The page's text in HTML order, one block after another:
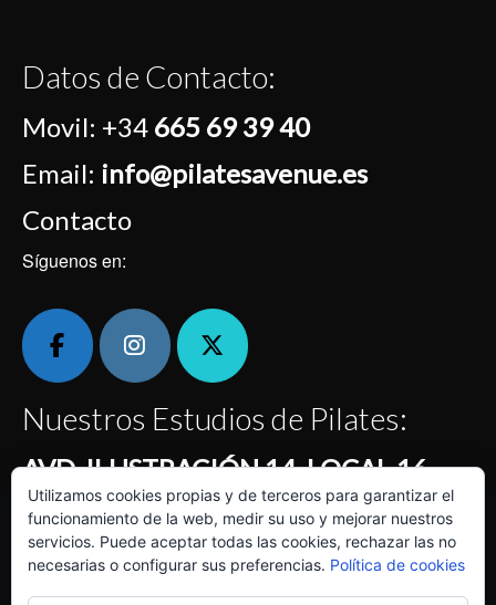
Datos de Contacto:
Movil: +34 665 69 39 40
Email: info@pilatesavenue.es
Contacto
Síguenos en:
Nuestros Estudios de Pilates:
AVD. ILUSTRACIÓN 14, LOCAL 16
Centro Comercial Montecanal Horario: de 7:30 a 22
horas
Calle KENTYA, LOCAL 7
Utilizamos cookies propias y de terceros para garantizar el
funcionamiento de la web, medir su uso y mejorar nuestros
servicios. Puede aceptar todas las cookies, rechazar las no
necesarias o configurar sus preferencias. Política de cookies